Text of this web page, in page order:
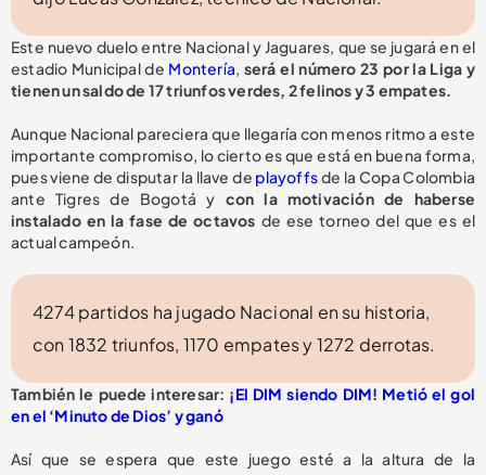
Este nuevo duelo entre Nacional y Jaguares, que se jugará en el
estadio Municipal de Montería será el número 23 por la Liga y
tienen un saldo de 17 triunfos verdes, 2 felinos y 3 empates.
Aunque Nacional pareciera que llegaría con menos ritmo a este
importante compromiso, lo cierto es que está en buena forma,
pues viene de disputar la llave de playoffsde la Copa Colombia
ante Tigres de Bogotá y con la motivación de haberse
instalado en la fase de octavos de ese torneo del que es el
actual campeón.
4274 partidos ha jugado Nacional en su historia,
con 1832 triunfos, 1170 empates y 1272 derrotas.
También le puede interesar: ¡El DIM siendo DIM! Metió el gol
en el ‘Minuto de Dios’ y ganó
Así que se espera que este juego esté a la altura de la